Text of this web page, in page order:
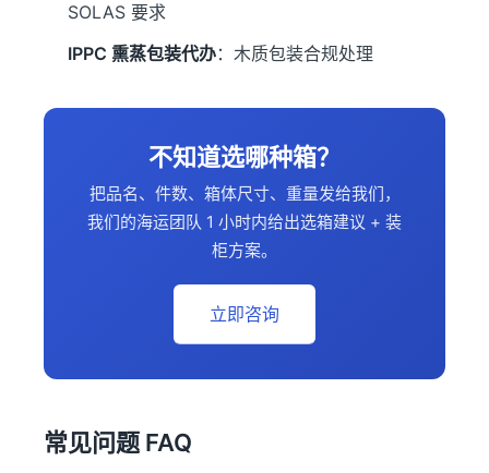
SOLAS 要求
IPPC 熏蒸包装代办：木质包装合规处理
不知道选哪种箱？
把品名、件数、箱体尺寸、重量发给我们，
我们的海运团队 1 小时内给出选箱建议 + 装
柜方案。
立即咨询
常见问题 FAQ